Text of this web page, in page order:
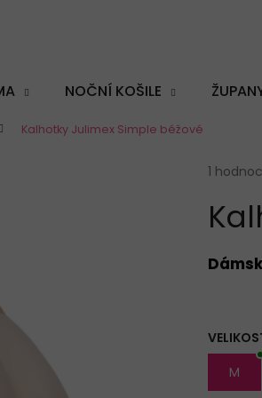
NOČNÍ KOŠILE
Kalhotky Julimex Simple béžové
produktu
je
z
5
1
M
Co potřebujete najít?